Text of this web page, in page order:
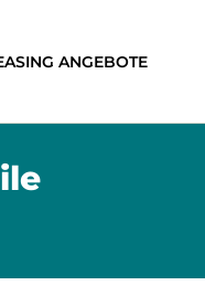
ANGEBOTE